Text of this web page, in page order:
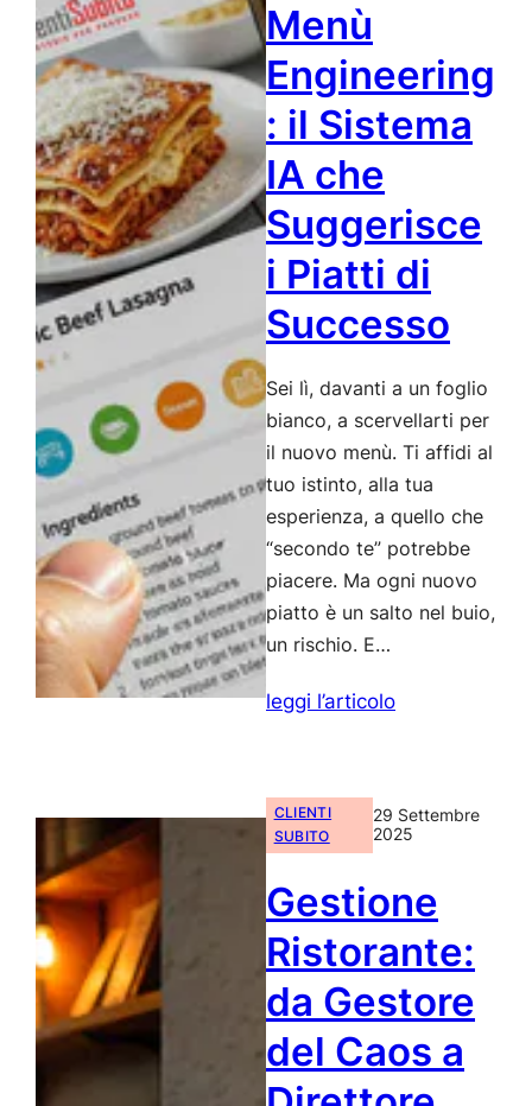
Creare
Momenti
Menù
Engineering
: il Sistema
IA che
Suggerisce
i Piatti di
Successo
Sei lì, davanti a un foglio
bianco, a scervellarti per
il nuovo menù. Ti affidi al
tuo istinto, alla tua
esperienza, a quello che
“secondo te” potrebbe
piacere. Ma ogni nuovo
piatto è un salto nel buio,
un rischio. E…
leggi l’articolo:
Sistema
che
Suggerisce
i
Piatti
Successo
CLIENTI
SUBITO
29 Settembre
2025
Gestione
Ristorante:
da Gestore
del Caos a